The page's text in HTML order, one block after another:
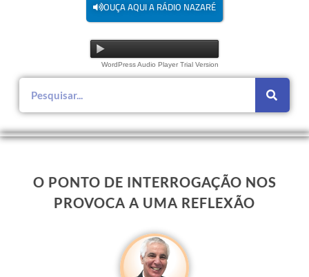
OUÇA AQUI A RÁDIO NAZARÉ
WordPress Audio Player Trial Version
O PONTO DE INTERROGAÇÃO NOS
PROVOCA A UMA REFLEXÃO